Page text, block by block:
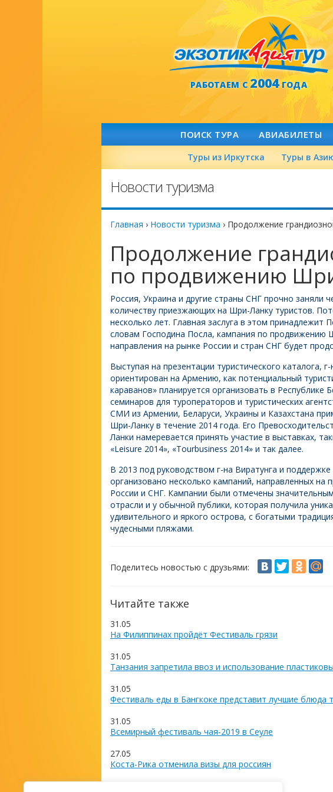
РАБОТАЕМ С2004ГОДА
ПОИСК ТУРА АВИАБИЛЕТЫ
Туры из Иркутска Туры в
Новости туризма
Главная › Новости туризма › Продолжение
Продолжение
по продвижению
Россия, Украина и другие страны СНГ прочно заняли
количеству приезжающих на Шри-Ланку туристов.
несколько лет. Главная заслуга в этом
словам Господина Посла, кампания по продвижению
направления на рынке России и стран СНГ будет
Выступая на презентации туристического каталога,
ориентирован на Армению, как потенциальный
караванов» планируется организовать в Республике
семинаров для туроператоров и туристических
СМИ из Армении, Беларуси, Украины и Казахстана
Шри-Ланку в течение 2014 года. Его
Ланки намеревается принять участие в выставках,
«Leisure 2014», «Tourbusiness 2014» и так далее.
В 2013 под руководством г-на Виратунга и
организовано несколько кампаний, направленных
России и СНГ. Кампании были отмечены
отрасли и у обычной публики, которая получила
удивительного и яркого острова, с богатыми
чудесными пляжами.
Поделитесь новостью с друзьями:
Читайте также
31.05
На Филиппинах пройдёт Фестиваль грязи
31.05
Танзания запретила ввоз и использование
31.05
Фестиваль еды в Бангкоке представит лучшие блюда
31.05
Всемирный фестиваль чая-2019 в Сеуле
27.05
Коста-Рика отменила визы для россиян